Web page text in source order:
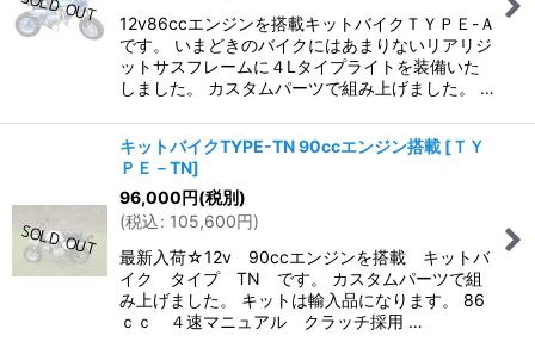
12v86ccエンジンを搭載キットバイクＴＹＰＥ-Ａ
です。 いまどきのバイクにはあまりないリアリジ
ットサスフレームに４Lタイプライトを装備いた
しました。 カスタムパーツで組み上げました。 …
キットバイクTYPE-TN 90ccエンジン搭載 [ＴＹ
ＰＥ－TN]
96,000円(税別)
(税込: 105,600円)
最新入荷☆12v 90ccエンジンを搭載 キットバ
イク タイプ TN です。 カスタムパーツで組
み上げました。 キットは輸入品になります。 86
ｃｃ ４速マニュアル クラッチ採用 …